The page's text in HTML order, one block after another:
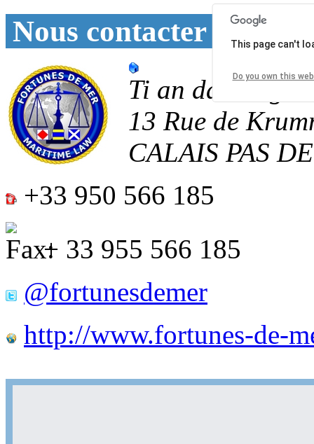
Nous contacter
Ti an
13 Rue de
CALAIS PAS
+33 950 566 185
+ 33 955 566 185
@fortunesdemer
http://www.fortunes-de-
This page can't
Do you own this